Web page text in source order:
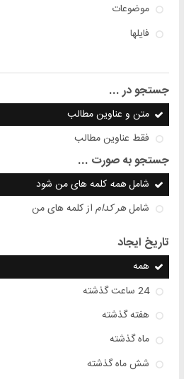
موضوعات
فایلها
جستجو در ...
متن و عناوین مطالب
فقط عناوین مطالب
جستجو به صورت ...
شاملهمه کلمه های من شود
شاملهر کدام از کلمه های من
تاریخ ایجاد
همه
24 ساعت گذشته
هفته گذشته
ماه گذشته
شش ماه گذشته